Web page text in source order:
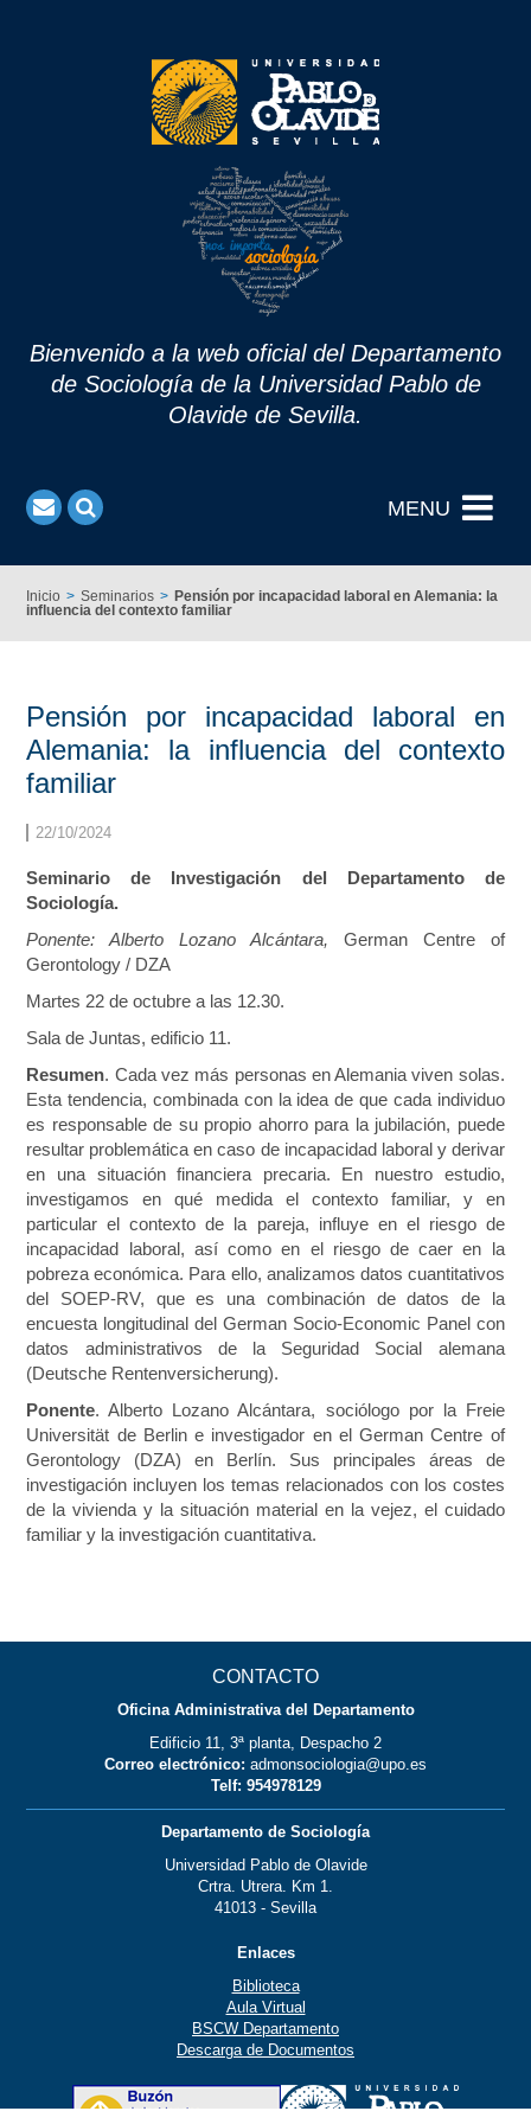
Bienvenido a la web oficial del Departamento
de Sociología de la Universidad Pablo de
Olavide de Sevilla.
MENU
Inicio Seminarios
Pensión por incapacidad laboral en Alemania: la
influencia del contexto familiar
Pensión por incapacidad laboral en
Alemania: la influencia del contexto
familiar
22/10/2024
Seminario de Investigación del Departamento de
Sociología.
Ponente: Alberto Lozano Alcántara, German Centre of
Gerontology / DZA
Martes 22 de octubre a las 12.30.
Sala de Juntas, edificio 11.
Resumen. Cada vez más personas en Alemania viven solas.
Esta tendencia, combinada con la idea de que cada individuo
es responsable de su propio ahorro para la jubilación, puede
resultar problemática en caso de incapacidad laboral y derivar
en una situación financiera precaria. En nuestro estudio,
investigamos en qué medida el contexto familiar, y en
particular el contexto de la pareja, influye en el riesgo de
incapacidad laboral, así como en el riesgo de caer en la
pobreza económica. Para ello, analizamos datos cuantitativos
del SOEP-RV, que es una combinación de datos de la
encuesta longitudinal del German Socio-Economic Panel con
datos administrativos de la Seguridad Social alemana
(Deutsche Rentenversicherung).
Ponente. Alberto Lozano Alcántara, sociólogo por la Freie
Universität de Berlin e investigador en el German Centre of
Gerontology (DZA) en Berlín. Sus principales áreas de
investigación incluyen los temas relacionados con los costes
de la vivienda y la situación material en la vejez, el cuidado
familiar y la investigación cuantitativa.
CONTACTO
Oficina Administrativa del Departamento
Edificio 11, 3ª planta, Despacho 2
Correo electrónico: admonsociologia@upo.es
Telf: 954978129
Departamento de Sociología
Universidad Pablo de Olavide
Crtra. Utrera. Km 1.
41013 - Sevilla
Enlaces
Biblioteca
Aula Virtual
BSCW Departamento
Descarga de Documentos